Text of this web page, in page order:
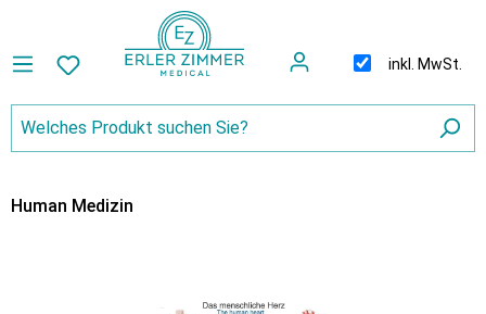
inkl. MwSt.
Human Medizin